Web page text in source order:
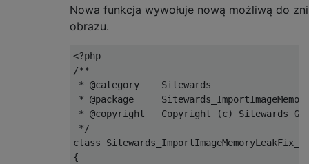
Nowa funkcja wywołuje nową możliwą do
obrazu.
<?
/**
* @category    Sitewards
* @package
* @copyright   Copyright (c) Sitewards
*/
class
{